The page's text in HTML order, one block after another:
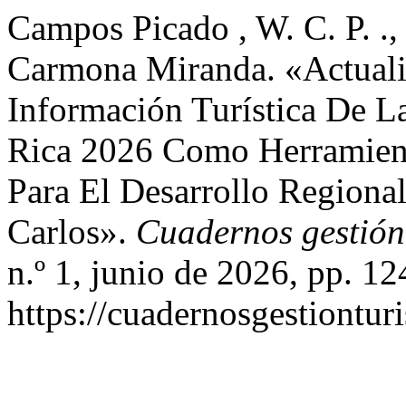
Campos Picado , W. C. P.
Carmona Miranda.
Información Turística De
Rica 2026 Como
Para El Desarrollo
Carlos». Cuadernos
n.º 1, junio de 2026, pp.
https://